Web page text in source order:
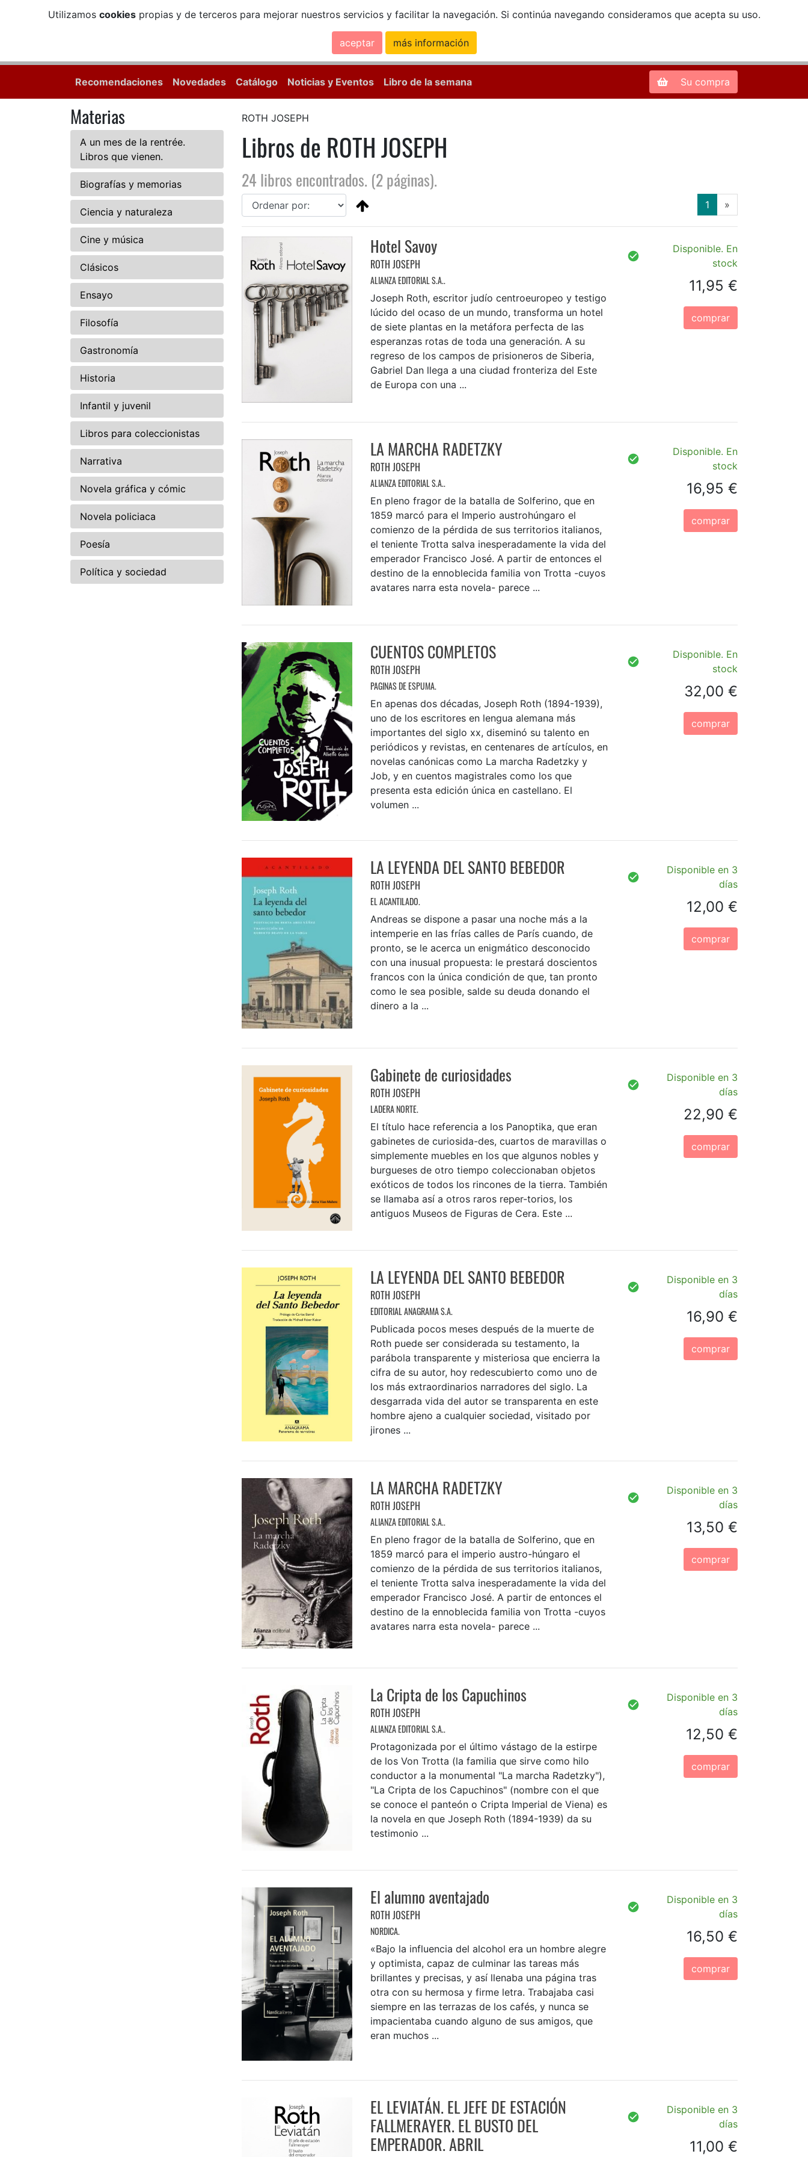
Utilizamos cookiespropias y de terceros para mejorar nuestros servicios y facilitar la navegación. Si continúa navegando consideramos que acepta su uso.
aceptar más información
Zona de Clientes
Recomendaciones Novedades Catálogo Noticias y Eventos Libro de la semana Su compra
Materias
A un mes de la rentrée.
Libros que vienen.
Biografías y memorias
Ciencia y naturaleza
Cine y música
Clásicos
Ensayo
Filosofía
Gastronomía
Historia
Infantil y juvenil
Libros para coleccionistas
Narrativa
Novela gráfica y cómic
Novela policiaca
Poesía
Política y sociedad
ROTH JOSEPH
Libros de ROTH JOSEPH
24 libros encontrados. (2 páginas).
1(current)
»
Hotel Savoy
ROTH JOSEPH
ALIANZA EDITORIAL S.A..
Joseph Roth, escritor judío centroeuropeo y testigo
lúcido del ocaso de un mundo, transforma un hotel
de siete plantas en la metáfora perfecta de las
esperanzas rotas de toda una generación. A su
regreso de los campos de prisioneros de Siberia,
Gabriel Dan llega a una ciudad fronteriza del Este
de Europa con una ...
Disponible. En
stock
11,95 €
comprar
LA MARCHA RADETZKY
ROTH JOSEPH
ALIANZA EDITORIAL S.A..
En pleno fragor de la batalla de Solferino, que en
1859 marcó para el Imperio austrohúngaro el
comienzo de la pérdida de sus territorios italianos,
el teniente Trotta salva inesperadamente la vida del
emperador Francisco José. A partir de entonces el
destino de la ennoblecida familia von Trotta -cuyos
avatares narra esta novela- parece ...
Disponible. En
stock
16,95 €
comprar
CUENTOS COMPLETOS
ROTH JOSEPH
PAGINAS DE ESPUMA.
En apenas dos décadas, Joseph Roth (1894-1939),
uno de los escritores en lengua alemana más
importantes del siglo xx, diseminó su talento en
periódicos y revistas, en centenares de artículos, en
novelas canónicas como La marcha Radetzky y
Job, y en cuentos magistrales como los que
presenta esta edición única en castellano. El
volumen ...
Disponible. En
stock
32,00 €
comprar
LA LEYENDA DEL SANTO BEBEDOR
ROTH JOSEPH
EL ACANTILADO.
Andreas se dispone a pasar una noche más a la
intemperie en las frías calles de París cuando, de
pronto, se le acerca un enigmático desconocido
con una inusual propuesta: le prestará doscientos
francos con la única condición de que, tan pronto
como le sea posible, salde su deuda donando el
dinero a la ...
Disponible en 3
días
12,00 €
comprar
Gabinete de curiosidades
ROTH JOSEPH
LADERA NORTE.
El título hace referencia a los Panoptika, que eran
gabinetes de curiosida-des, cuartos de maravillas o
simplemente muebles en los que algunos nobles y
burgueses de otro tiempo coleccionaban objetos
exóticos de todos los rincones de la tierra. También
se llamaba así a otros raros reper-torios, los
antiguos Museos de Figuras de Cera. Este ...
Disponible en 3
días
22,90 €
comprar
LA LEYENDA DEL SANTO BEBEDOR
ROTH JOSEPH
EDITORIAL ANAGRAMA S.A.
Publicada pocos meses después de la muerte de
Roth puede ser considerada su testamento, la
parábola transparente y misteriosa que encierra la
cifra de su autor, hoy redescubierto como uno de
los más extraordinarios narradores del siglo. La
desgarrada vida del autor se transparenta en este
hombre ajeno a cualquier sociedad, visitado por
jirones ...
Disponible en 3
días
16,90 €
comprar
LA MARCHA RADETZKY
ROTH JOSEPH
ALIANZA EDITORIAL S.A..
En pleno fragor de la batalla de Solferino, que en
1859 marcó para el imperio austro-húngaro el
comienzo de la pérdida de sus territorios italianos,
el teniente Trotta salva inesperadamente la vida del
emperador Francisco José. A partir de entonces el
destino de la ennoblecida familia von Trotta -cuyos
avatares narra esta novela- parece ...
Disponible en 3
días
13,50 €
comprar
La Cripta de los Capuchinos
ROTH JOSEPH
ALIANZA EDITORIAL S.A..
Protagonizada por el último vástago de la estirpe
de los Von Trotta (la familia que sirve como hilo
conductor a la monumental "La marcha Radetzky"),
"La Cripta de los Capuchinos" (nombre con el que
se conoce el panteón o Cripta Imperial de Viena) es
la novela en que Joseph Roth (1894-1939) da su
testimonio ...
Disponible en 3
días
12,50 €
comprar
El alumno aventajado
ROTH JOSEPH
NORDICA.
«Bajo la influencia del alcohol era un hombre alegre
y optimista, capaz de culminar las tareas más
brillantes y precisas, y así llenaba una página tras
otra con su hermosa y firme letra. Trabajaba casi
siempre en las terrazas de los cafés, y nunca se
impacientaba cuando alguno de sus amigos, que
eran muchos ...
Disponible en 3
días
16,50 €
comprar
EL LEVIATÁN. EL JEFE DE ESTACIÓN
FALLMERAYER. EL BUSTO DEL
EMPERADOR. ABRIL
Disponible en 3
días
11,00 €